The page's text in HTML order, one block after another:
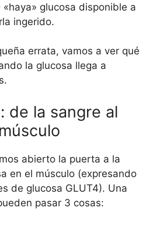
«haya» glucosa disponible a
ingerido.
errata, vamos a ver qué
la glucosa llega a
de la sangre al
músculo
abierto la puerta a la
en el músculo (expresando
de glucosa GLUT4). Una
pasar 3 cosas: